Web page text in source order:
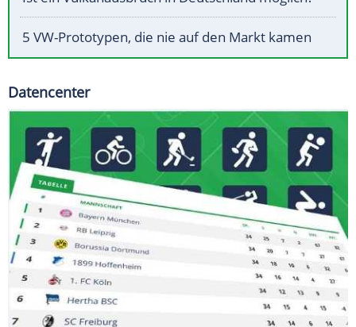
5 VW-Prototypen, die nie auf den Markt kamen
Datencenter